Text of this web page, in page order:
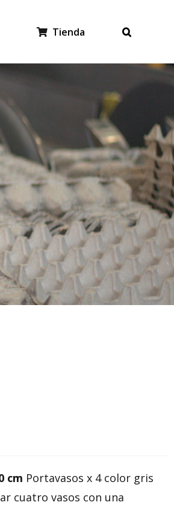
Tienda
cm Portavasos x 4 color gris
cuatro vasos con una